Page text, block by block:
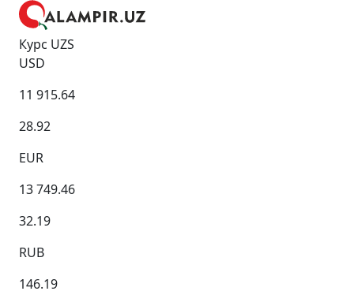
Курс UZS
USD
11 915.64
28.92
EUR
13 749.46
32.19
RUB
146.19